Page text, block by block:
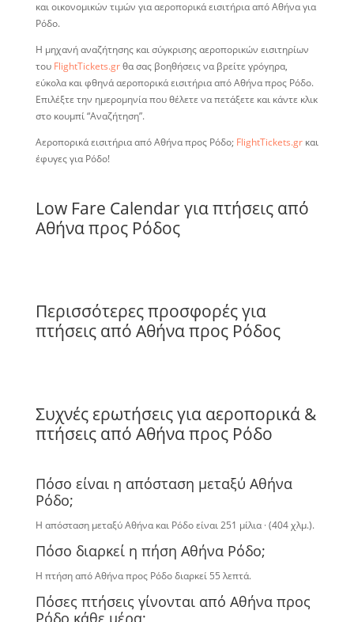
και οικονομικών τιμών για αεροπορικά εισιτήρια από Αθήνα για
Ρόδο.
Η μηχανή αναζήτησης και σύγκρισης αεροπορικών εισιτηρίων
του FlightTickets.grθα σας βοηθήσεις να βρείτε γρόγηρα,
εύκολα και φθηνά αεροπορικά εισιτήρια από Αθήνα προς Ρόδο.
Επιλέξτε την ημερομηνία που θέλετε να πετάξετε και κάντε κλικ
στο κουμπί “Αναζήτηση”.
Αεροπορικά εισιτήρια από Αθήνα προς Ρόδο; FlightTickets.grκαι
έφυγες για Ρόδο!
Low Fare Calendar για πτήσεις από
Αθήνα προς Ρόδος
Περισσότερες προσφορές για
πτήσεις από Αθήνα προς Ρόδος
Συχνές ερωτήσεις για αεροπορικά &
πτήσεις από Αθήνα προς Ρόδο
Πόσο είναι η απόσταση μεταξύ Αθήνα
Ρόδο;
Η απόσταση μεταξύ Αθήνα και Ρόδο είναι 251 μίλια · (404 χλμ.).
Πόσο διαρκεί η πήση Αθήνα Ρόδο;
Η πτήση από Αθήνα προς Ρόδο διαρκεί 55 λεπτά.
Πόσες πτήσεις γίνονται από Αθήνα προς
Ρόδο κάθε μέρα;